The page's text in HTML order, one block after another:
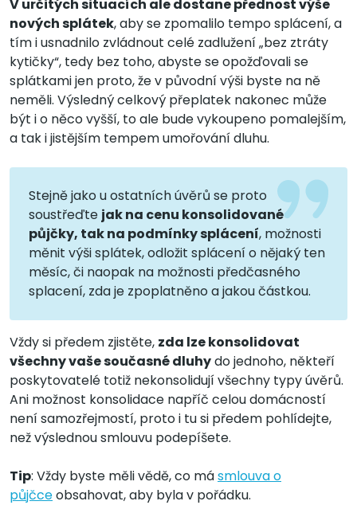
V určitých situacích ale dostane přednost výše
nových splátek, aby se zpomalilo tempo splácení, a
tím i usnadnilo zvládnout celé zadlužení „bez ztráty
kytičky“, tedy bez toho, abyste se opožďovali se
splátkami jen proto, že v původní výši byste na ně
neměli. Výsledný celkový přeplatek nakonec může
být i o něco vyšší, to ale bude vykoupeno pomalejším,
a tak i jistějším tempem umořování dluhu.
Stejně jako u ostatních úvěrů se proto
soustřeďte jak na cenu konsolidované
půjčky, tak na podmínky splácení, možnosti
měnit výši splátek, odložit splácení o nějaký ten
měsíc, či naopak na možnosti předčasného
splacení, zda je zpoplatněno a jakou částkou.
Vždy si předem zjistěte, zda lze konsolidovat
všechny vaše současné dluhydo jednoho, někteří
poskytovatelé totiž nekonsolidují všechny typy úvěrů.
Ani možnost konsolidace napříč celou domácností
není samozřejmostí, proto i tu si předem pohlídejte,
než výslednou smlouvu podepíšete.
Tip: Vždy byste měli vědě, co másmlouva o
půjčceobsahovat, aby byla v pořádku.